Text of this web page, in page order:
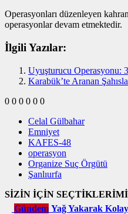
Operasyonları düzenleyen
operasyonlar devam etmektedir.
İlgili Yazılar:
Uyuşturucu Operasyonu:
Karabük’te Aranan
0 0 0 0 0 0
Celal Gülbahar
Emniyet
KAFES-48
operasyon
Organize Suç Örgütü
Şanlıurfa
SİZİN İÇİN
Gündem Yağ Yakarak